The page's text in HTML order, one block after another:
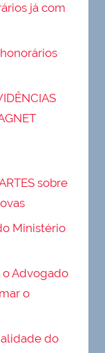
já com
sobre
Ministério
Advogado
o
do